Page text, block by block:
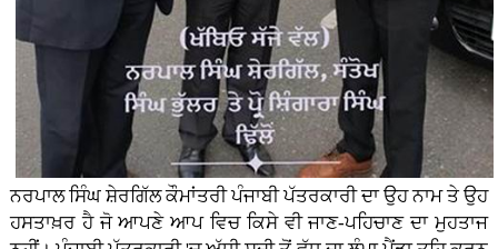
ਨਰਪਾਲ ਸਿੰਘ ਸ਼ੇਰਗਿੱਲ ਕੌਮਾਂਤਰੀ ਪੰਜਾਬੀ ਪੱਤਰਕਾਰੀ ਦਾ ਉਹ ਨਾਮ ਤੇ ਉਹ
ਹਸਤਾਖ਼ਰ ਹੈ ਜੋ ਆਪਣੇ ਆਪ ਵਿਚ ਕਿਸੇ ਵੀ ਜਾਣ-ਪਹਿਚਾਣ ਦਾ ਮੁਹਤਾਜ